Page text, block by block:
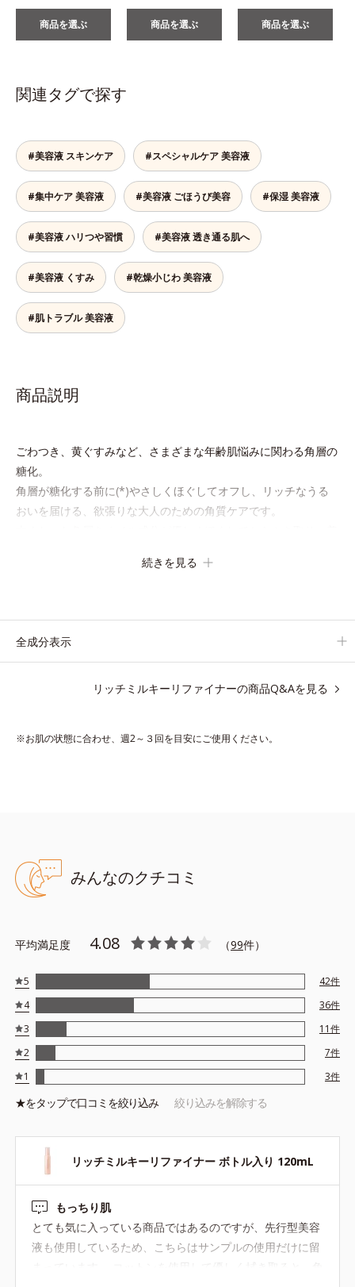
商品を選ぶ 商品を選ぶ 商品を選ぶ
関連タグで探す
#美容液 スキンケア #スペシャルケア 美容液
#集中ケア 美容液 #美容液 ごほうび美容 #保湿 美容液
#美容液 ハリつや習慣 #美容液 透き通る肌へ
#美容液 くすみ #乾燥小じわ 美容液
#肌トラブル 美容液
商品説明
ごわつき、黄ぐすみなど、さまざまな年齢肌悩みに関わる角層の
糖化。
角層が糖化する前に(*)やさしくほぐしてオフし、リッチなうる
おいを届ける、欲張りな大人のための角質ケアです。
届けると、くもりのないクリアな肌に。
るだけで、ごわつきのない、みずみずしいやわ肌を実現します。
* 糖化する前の古くなった角層をふき取り、やわらかい肌を保つ
湿成分
●固くなった角層を柔らかくする成分※4
※3 ポリHEMAグルコシド ※4 トリエチルヘキサノイン
※アレルギーテスト済＝全ての方にアレルギーが起こらないという
ことではありません。
続きを見る
全成分表示
リッチミルキーリファイナーの商品Q&Aを見る
※お肌の状態に合わせ、週2～３回を目安にご使用ください。
みんなのクチコミ
平均満足度 4.08 （99件）
5 42件
4
36件
3
11件
2
7件
1
3件
★をタップで口コミを絞り込み 絞り込みを解除する
リッチミルキーリファイナー ボトル入り 120mL
もっちり肌
とても気に入っている商品ではあるのですが、先行型美容
液も使用しているため、こちらはサンプルの使用だけに留